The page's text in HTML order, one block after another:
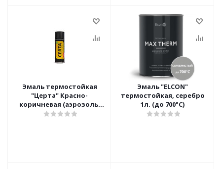
Эмаль термостойкая
"Церта" Красно-
коричневая (аэрозоль)
0,52л.
Эмаль "ELCON"
термостойкая, серебро
1л. (до 700°С)